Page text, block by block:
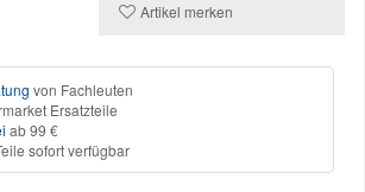
Artikel merken
von Fachleuten
Ersatzteile
ab 99 €
sofort verfügbar